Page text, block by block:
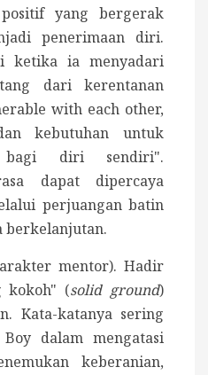
yang bergerak
penerimaan diri.
ketika ia menyadari
dari kerentanan
with each other,
kebutuhan untuk
bagi diri sendiri".
dapat dipercaya
perjuangan batin
berkelanjutan.
mentor). Hadir
kokoh" (solid ground)
Kata-katanya sering
dalam mengatasi
keberanian,